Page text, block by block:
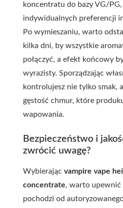
koncentratu do bazy VG/
indywidualnych preferencji
Po wymieszaniu, warto
kilka dni, by wszystkie
połączyć, a efekt końcowy
wyrazisty. Sporządzając
kontrolujesz nie tylko smak,
gęstość chmur, które
wapowania.
Bezpieczeństwo i
zwrócić uwagę?
Wybierając vampire vape
concentrate, warto upewnić
pochodzi od